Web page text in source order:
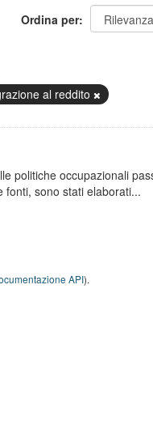
Ordina per
al reddito
politiche occupazionali
fonti, sono stati elaborati...
API).